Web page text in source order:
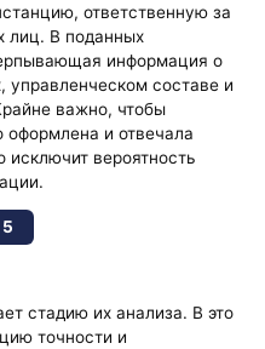
ответственную за
лиц. В поданных
информация о
управленческом составе и
важно, чтобы
оформлена и отвечала
исключит вероятность
стадию их анализа. В это
точности и